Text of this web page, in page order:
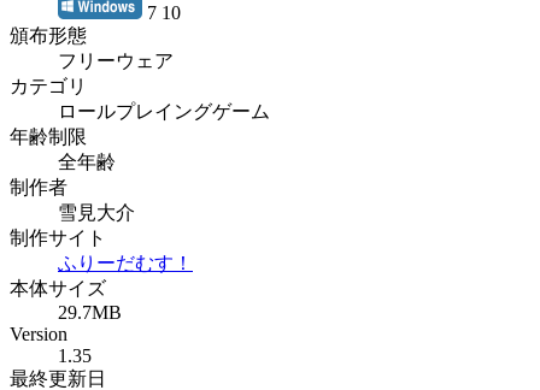
7 10
頒布形態
フリーウェア
カテゴリ
ロールプレイングゲーム
年齢制限
全年齢
制作者
雪見大介
制作サイト
ふりーだむす！
本体サイズ
29.7MB
Version
1.35
最終更新日